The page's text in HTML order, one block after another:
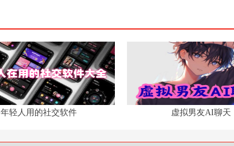
荐与个性化装扮模块，整体提升使用流畅度与沉浸式娱乐体验。
年轻人用的社交软件 虚拟男友AI聊天